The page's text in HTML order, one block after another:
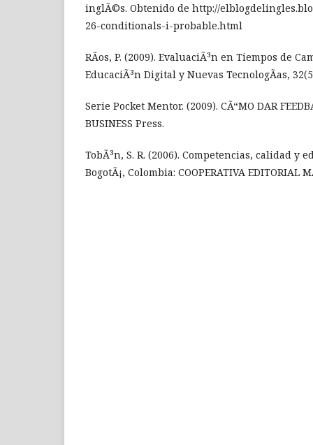
inglÃ©s. Obtenido de http://
26-conditionals-i-probable.html
RÃ­os, P. (2009). EvaluaciÃ³n en Tiempos de
EducaciÃ³n Digital y Nuevas TecnologÃ­as,
Serie Pocket Mentor. (2009). CÃ“MO DAR
BUSINESS Press.
TobÃ³n, S. R. (2006). Competencias, calidad y
BogotÃ¡, Colombia: COOPERATIVA EDITORIAL